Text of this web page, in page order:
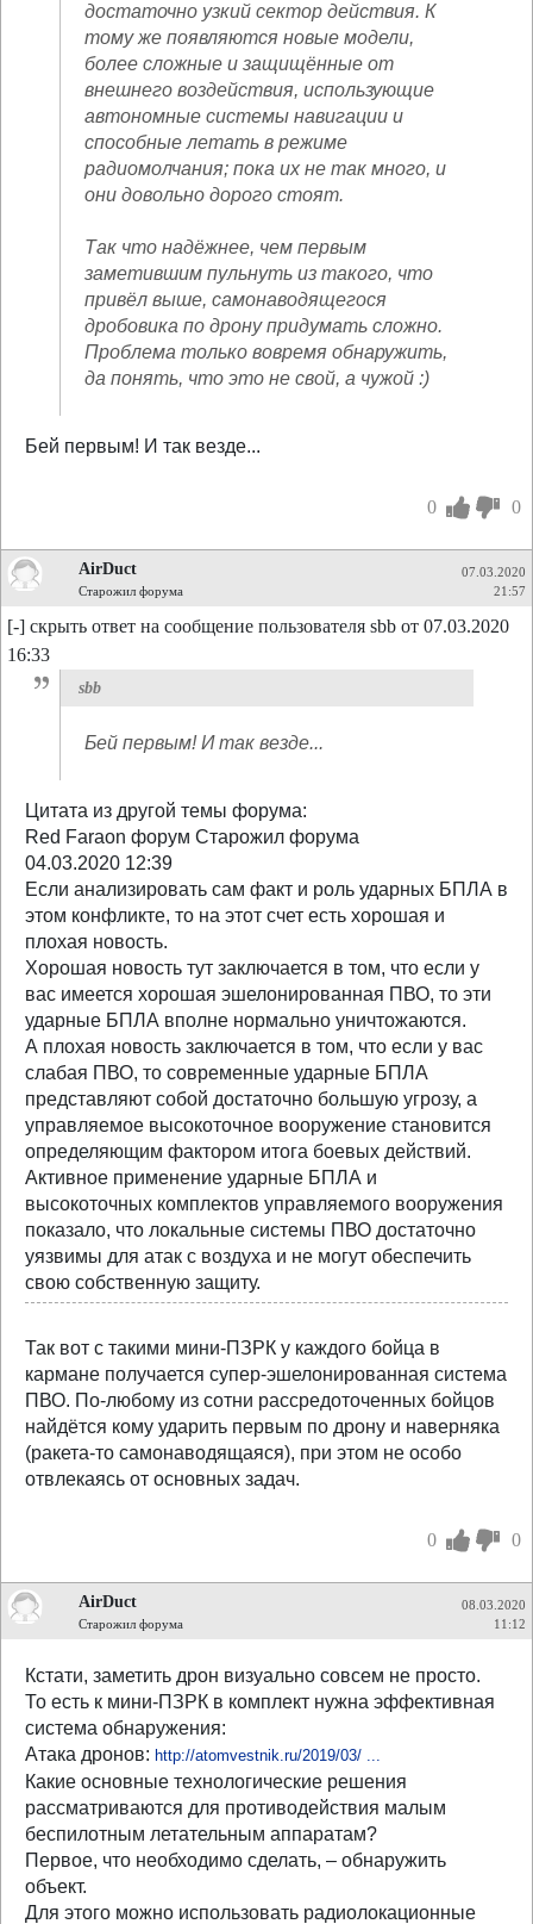
достаточно узкий сектор действия. К
тому же появляются новые модели,
более сложные и защищённые от
внешнего воздействия, использующие
автономные системы навигации и
способные летать в режиме
радиомолчания; пока их не так много, и
они довольно дорого стоят.
Так что надёжнее, чем первым
заметившим пульнуть из такого, что
привёл выше, самонаводящегося
дробовика по дрону придумать сложно.
Проблема только вовремя обнаружить,
да понять, что это не свой, а чужой :)
Бей первым! И так везде...
0 0
AirDuct
Старожил форума
07.03.2020
21:57
[-] скрыть ответ на сообщение пользователя sbb от 07.03.2020
16:33
sbb
Бей первым! И так везде...
Цитата из другой темы форума:
Red Faraon форум Старожил форума
04.03.2020 12:39
Если анализировать сам факт и роль ударных БПЛА в
этом конфликте, то на этот счет есть хорошая и
плохая новость.
Хорошая новость тут заключается в том, что если у
вас имеется хорошая эшелонированная ПВО, то эти
ударные БПЛА вполне нормально уничтожаются.
А плохая новость заключается в том, что если у вас
слабая ПВО, то современные ударные БПЛА
представляют собой достаточно большую угрозу, а
управляемое высокоточное вооружение становится
определяющим фактором итога боевых действий.
Активное применение ударные БПЛА и
высокоточных комплектов управляемого вооружения
показало, что локальные системы ПВО достаточно
уязвимы для атак с воздуха и не могут обеспечить
свою собственную защиту.
Так вот с такими мини-ПЗРК у каждого бойца в
кармане получается супер-эшелонированная система
ПВО. По-любому из сотни рассредоточенных бойцов
найдётся кому ударить первым по дрону и наверняка
(ракета-то самонаводящаяся), при этом не особо
отвлекаясь от основных задач.
0 0
AirDuct
Старожил форума
08.03.2020
11:12
Кстати, заметить дрон визуально совсем не просто.
То есть к мини-ПЗРК в комплект нужна эффективная
система обнаружения:
Атака дронов: http://atomvestnik.ru/2019/03/ ...
Какие основные технологические решения
рассматриваются для противодействия малым
беспилотным летательным аппаратам?
Первое, что необходимо сделать, – обнаружить
объект.
Для этого можно использовать радиолокационные